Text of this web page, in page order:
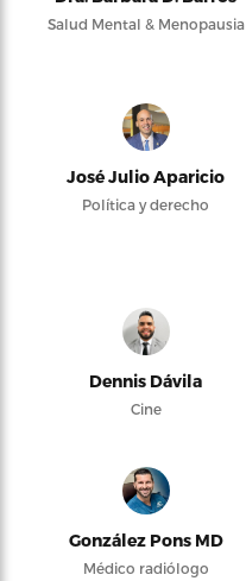
Salud Mental & Menopausia
José Julio Aparicio
Política y derecho
Dennis Dávila
Cine
González Pons MD
Médico radiólogo